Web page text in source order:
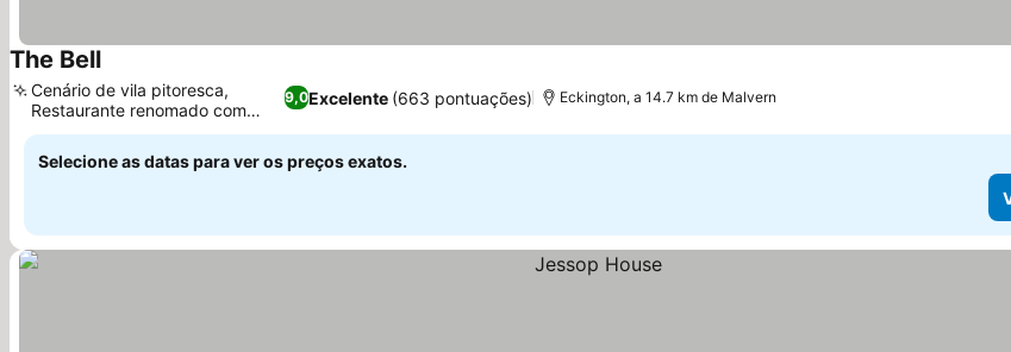
The BellVer preços
9,0Excelente (663 pontuações)
Cenário de vila pitoresca,
Restaurante renomado com
quartos
Eckington, a 14.7 km de Malvern
Selecione as datas para ver os preços exatos.